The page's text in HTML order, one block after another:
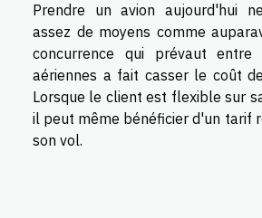
Prendre un avion aujourd'hui
assez de moyens comme
concurrence qui prévaut entre
aériennes a fait casser le coût
Lorsque le client est flexible sur
il peut même bénéficier d'un tarif
son vol.